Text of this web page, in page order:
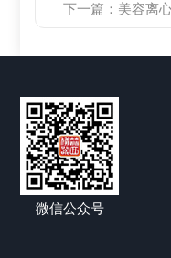
下一篇： 美容离心
微信公众号